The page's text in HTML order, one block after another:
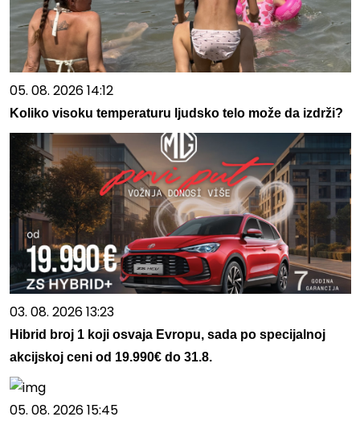
05. 08. 2026 14:12
Koliko visoku temperaturu ljudsko telo može da izdrži?
03. 08. 2026 13:23
Hibrid broj 1 koji osvaja Evropu, sada po specijalnoj
akcijskoj ceni od 19.990€ do 31.8.
05. 08. 2026 15:45